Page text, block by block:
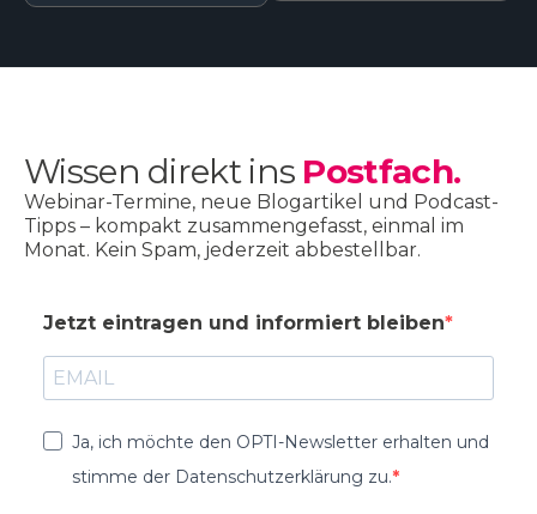
Wissen direkt ins Postfach.
Webinar-Termine, neue Blogartikel und Podcast-
Tipps – kompakt zusammengefasst, einmal im
Monat. Kein Spam, jederzeit abbestellbar.
Jetzt eintragen und informiert bleiben
Ja, ich möchte den OPTI-Newsletter erhalten und
stimme der Datenschutzerklärung zu.